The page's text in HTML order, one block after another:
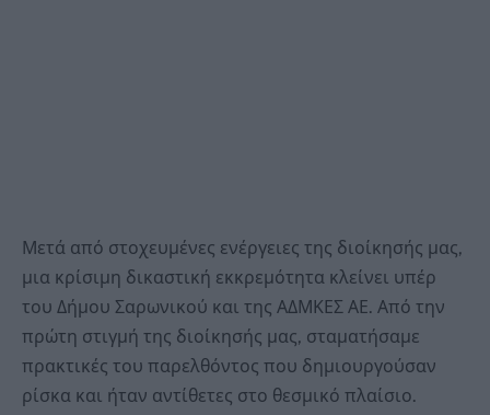
Μετά από στοχευμένες ενέργειες της διοίκησής μας,
μια κρίσιμη δικαστική εκκρεμότητα κλείνει υπέρ
του Δήμου Σαρωνικού και της ΑΔΜΚΕΣ ΑΕ. Από την
πρώτη στιγμή της διοίκησής μας, σταματήσαμε
πρακτικές του παρελθόντος που δημιουργούσαν
ρίσκα και ήταν αντίθετες στο θεσμικό πλαίσιο.